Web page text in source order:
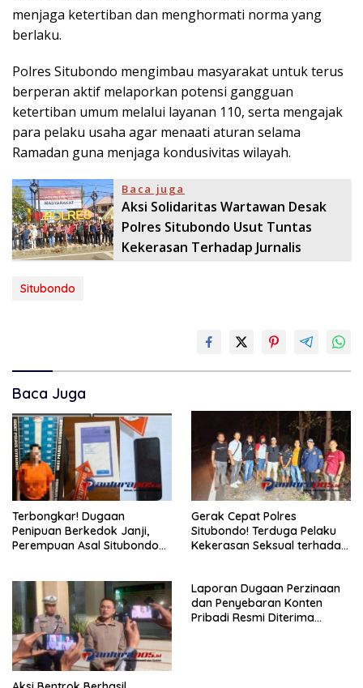
menjaga ketertiban dan menghormati norma yang
berlaku.
Polres Situbondo mengimbau masyarakat untuk terus
berperan aktif melaporkan potensi gangguan
ketertiban umum melalui layanan 110, serta mengajak
para pelaku usaha agar menaati aturan selama
Ramadan guna menjaga kondusivitas wilayah.
Baca juga
Aksi Solidaritas Wartawan Desak
Polres Situbondo Usut Tuntas
Kekerasan Terhadap Jurnalis
Situbondo
Baca Juga
Terbongkar! Dugaan
Penipuan Berkedok Janji,
Perempuan Asal Situbondo
Gerak Cepat Polres
Situbondo! Terduga Pelaku
Kekerasan Seksual terhadap
Laporan Dugaan Perzinaan
dan Penyebaran Konten
Pribadi Resmi Diterima